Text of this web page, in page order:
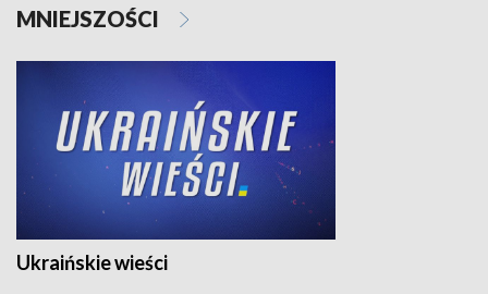
MNIEJSZOŚCI
Ukraińskie wieści